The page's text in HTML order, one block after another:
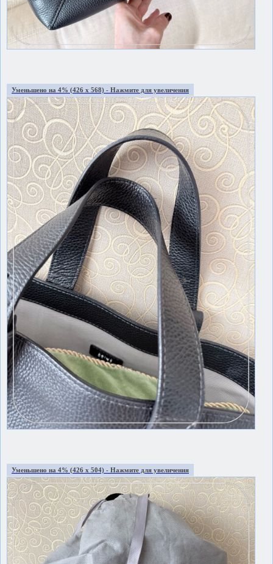
Уменьшено на 4% (426 x 568) - Нажмите для увеличения
Уменьшено на 4% (426 x 504) - Нажмите для увеличения